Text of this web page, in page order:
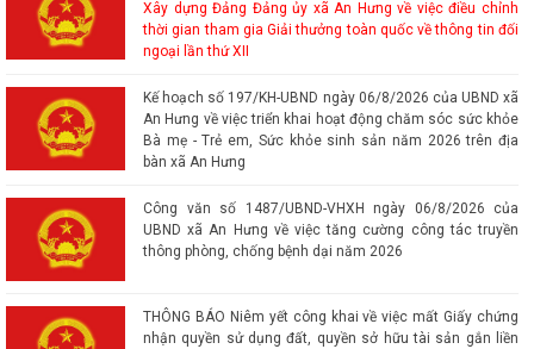
Kế hoạch số 197/KH-UBND ngày 06/8/2026 của UBND xã
An Hưng về việc triển khai hoạt động chăm sóc sức khỏe
bàn xã An Hưng
Công văn số 1487/UBND-VHXH ngày 06/8/2026 của
UBND xã An Hưng về việc tăng cường công tác truyền
THÔNG BÁO Niêm yết công khai về việc mất Giấy chứng
lợi liên quan, địa chỉ thường trú tại thôn Đức Phong, xã
Kiến Minh, thành phố Hải Phòng.